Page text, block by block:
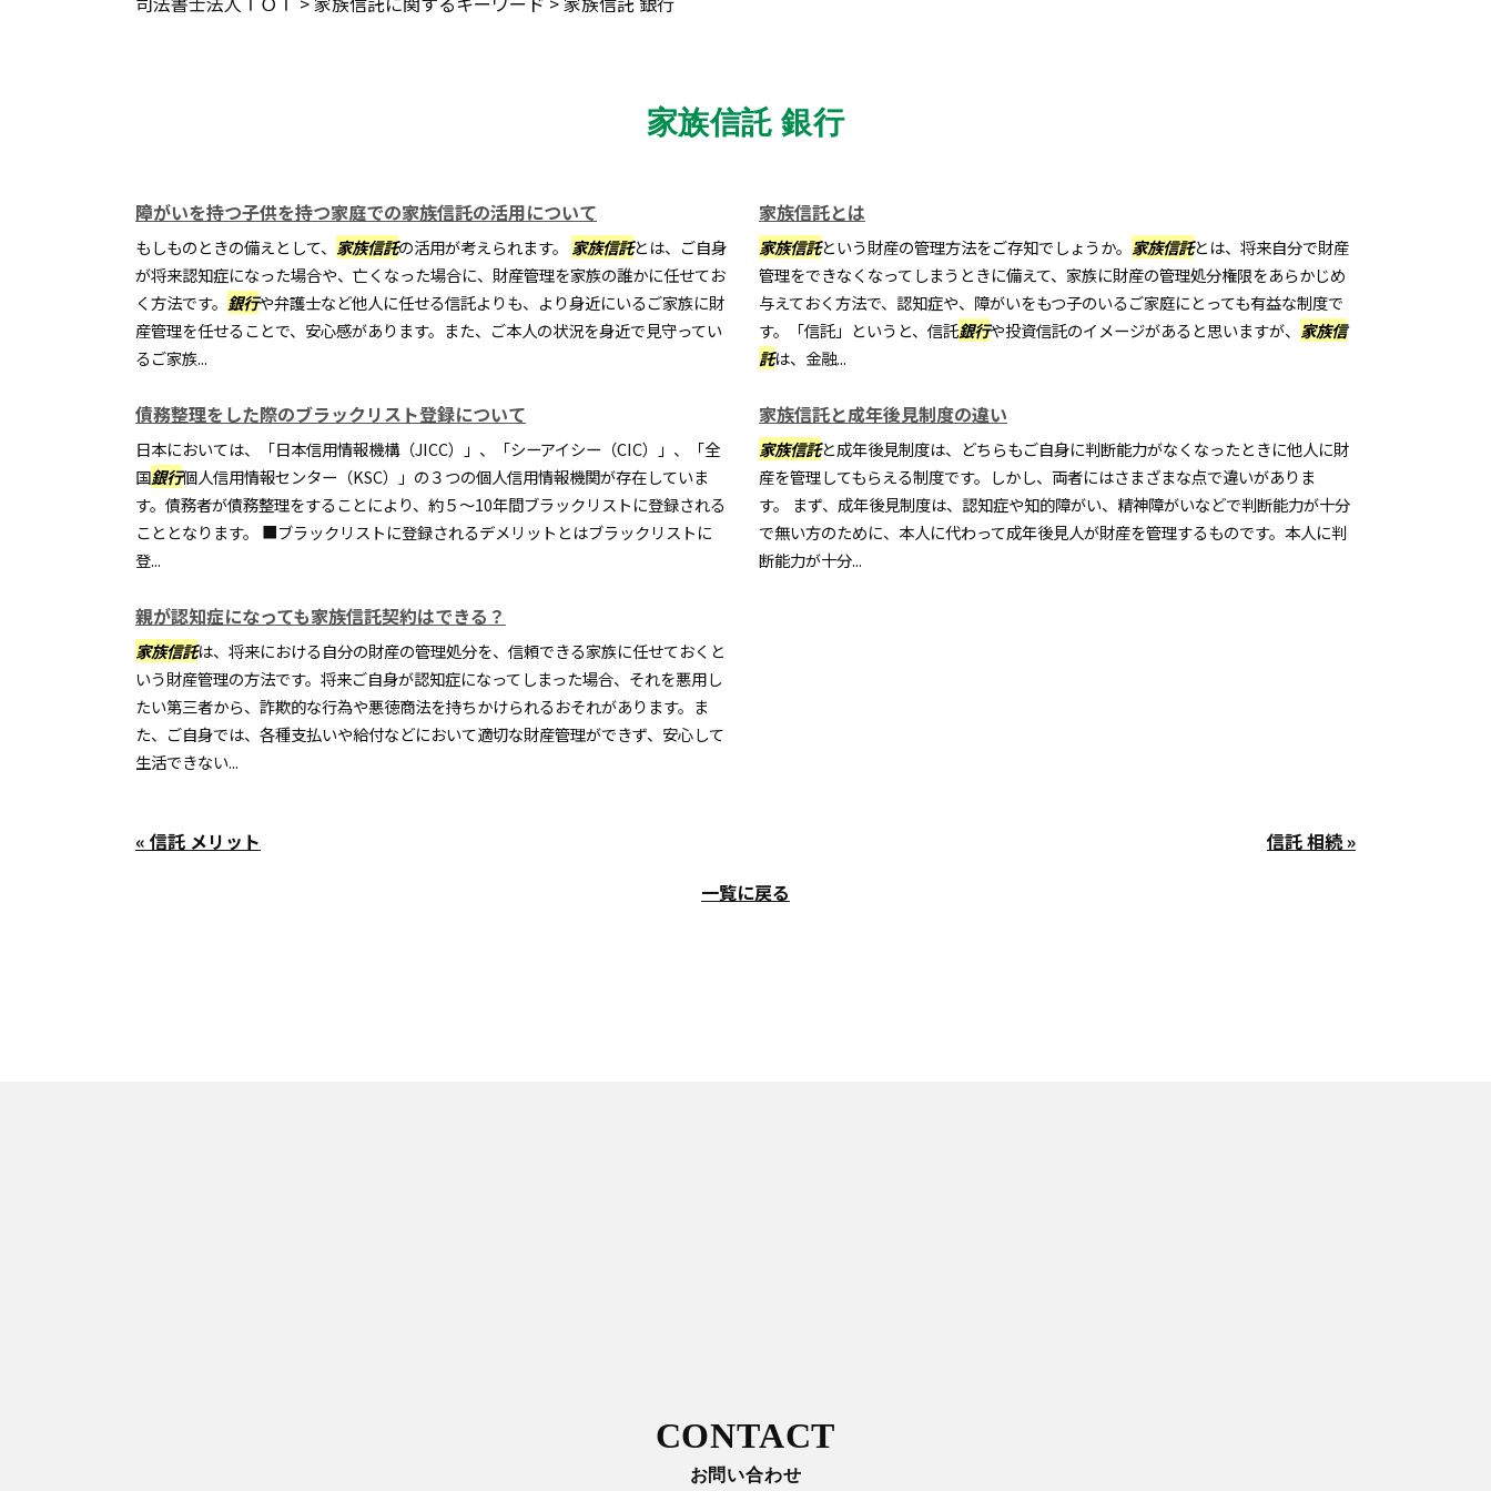
家族信託 銀行
障がいを持つ子供を持つ家庭での家族信託の活用について
もしものときの備えとして、 家族信託の活用が考えられます。 家族信託とは、ご自身
が将来認知症になった場合や、亡くなった場合に、財産管理を家族の誰かに任せてお
く方法です。 銀行や弁護士など他人に任せる信託よりも、より身近にいるご家族に財
産管理を任せることで、安心感があります。また、ご本人の状況を身近で見守ってい
るご家族...
家族信託とは
家族信託という財産の管理方法をご存知でしょうか。 家族信託とは、将来自分で財産
管理をできなくなってしまうときに備えて、家族に財産の管理処分権限をあらかじめ
与えておく方法で、認知症や、障がいをもつ子のいるご家庭にとっても有益な制度で
す。「信託」というと、信託銀行や投資信託のイメージがあると思いますが、 家族信
託は、金融...
債務整理をした際のブラックリスト登録について
日本においては、「日本信用情報機構（JICC）」、「シーアイシー（CIC）」、「全
国銀行個人信用情報センター（KSC）」の３つの個人信用情報機関が存在していま
す。債務者が債務整理をすることにより、約５～10年間ブラックリストに登録される
こととなります。 ■ブラックリストに登録されるデメリットとはブラックリストに
登...
家族信託と成年後見制度の違い
家族信託と成年後見制度は、どちらもご自身に判断能力がなくなったときに他人に財
産を管理してもらえる制度です。しかし、両者にはさまざまな点で違いがありま
す。 まず、成年後見制度は、認知症や知的障がい、精神障がいなどで判断能力が十分
で無い方のために、本人に代わって成年後見人が財産を管理するものです。本人に判
断能力が十分...
親が認知症になっても家族信託契約はできる？
家族信託は、将来における自分の財産の管理処分を、信頼できる家族に任せておくと
いう財産管理の方法です。将来ご自身が認知症になってしまった場合、それを悪用し
たい第三者から、詐欺的な行為や悪徳商法を持ちかけられるおそれがあります。ま
た、ご自身では、各種支払いや給付などにおいて適切な財産管理ができず、安心して
生活できない...
« 信託 メリット
信託 相続 »
一覧に戻る
CONTACT
お問い合わせ